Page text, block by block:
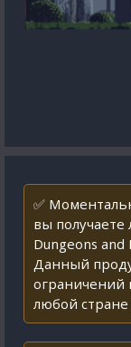
✅
вы
Dungeons
Данный
ограничений
любой стране